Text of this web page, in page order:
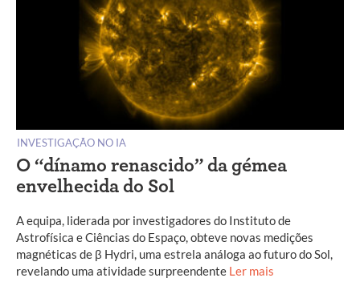
INVESTIGAÇÃO NO IA
O “dínamo renascido” da gémea
envelhecida do Sol
A equipa, liderada por investigadores do Instituto de
Astrofísica e Ciências do Espaço, obteve novas medições
magnéticas de β Hydri, uma estrela análoga ao futuro do Sol,
revelando uma atividade surpreendente Ler mais